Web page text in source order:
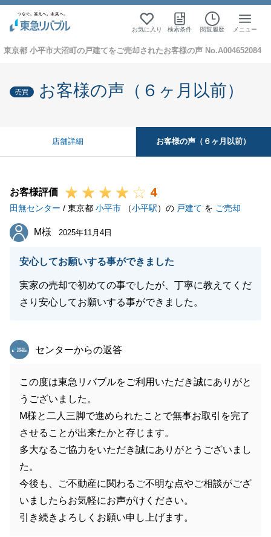
お気に入り 検索条件 閲覧履歴 メニュー
東京都 小平市大沼町の戸建てをご売却されたお客様の声 No.A004652084
売買 お客様の声（６ヶ月以前）
店舗詳細 お客様の声（６ヶ月以前）
お客様評価 4
田無センター / 東京都 小平市 （小平駅）の 戸建て を ご売却
M様
M様 2025年11月4日
安心してお願いする事ができました
実家の売却で初めての事でしたが、丁寧に教えてくだ
さり安心してお願いする事ができました。
東急リバブル
センターからの返答
この度は東急リバブルをご利用いただき誠にありがと
うございました。
M様と二人三脚で進められたことで無事お取引を完了
させることが出来たかと存じます。
多大なるご協力をいただき誠にありがとうございまし
た。
今後も、ご不動産に関わるご不明な点やご相談がござ
いましたらお気軽にお声がけください。
引き続きよろしくお願い申し上げます。